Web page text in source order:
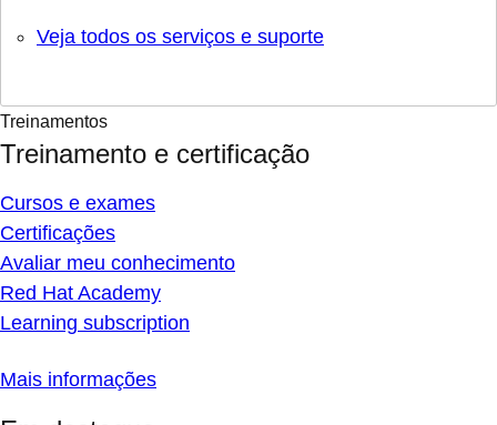
Veja todos os serviços e suporte
Treinamentos
Treinamento e certificação
Cursos e exames
Certificações
Avaliar meu conhecimento
Red Hat Academy
Learning subscription
Mais informações